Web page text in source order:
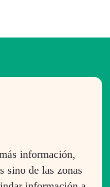
información,
sino de las zonas